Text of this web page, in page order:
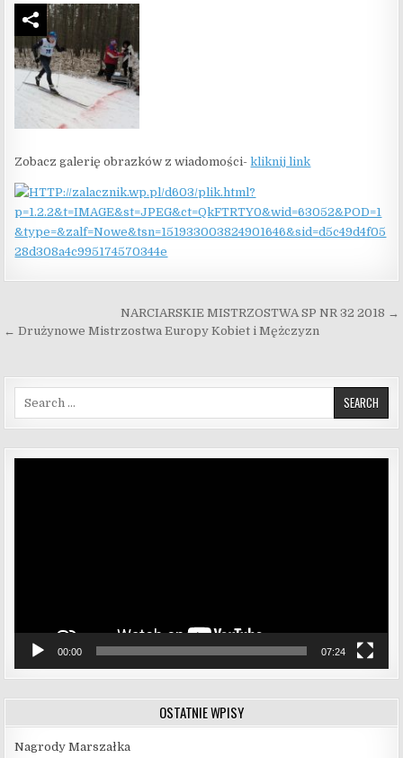
Zobacz galerię obrazków z wiadomości-kliknij link
Nawigacja wpisuNARCIARSKIE MISTRZOSTWA SP NR 32 2018 →
← Drużynowe Mistrzostwa Europy Kobiet i Mężczyzn
Search for:
00:00 07:24
OSTATNIE WPISY
Nagrody Marszałka